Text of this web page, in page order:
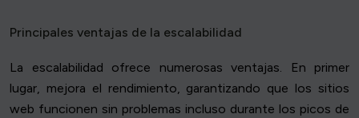
Principales ventajas de la escalabilidad
La escalabilidad ofrece numerosas ventajas. En primer
lugar, mejora el rendimiento, garantizando que los sitios
web funcionen sin problemas incluso durante los picos de